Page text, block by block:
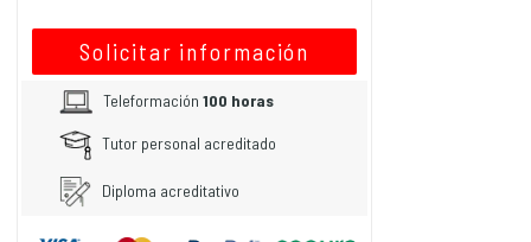
Solicitar información
Teleformación100 horas
Tutor personal acreditado
Diploma acreditativo